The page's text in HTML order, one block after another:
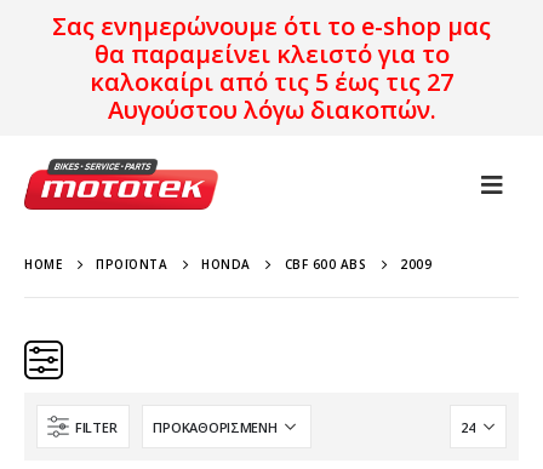
Σας ενημερώνουμε ότι το e-shop μας
θα παραμείνει κλειστό για το
καλοκαίρι από τις 5 έως τις 27
Αυγούστου λόγω διακοπών.
HOME ΠΡΟΪΌΝΤΑ HONDA CBF 600 ABS 2009
Κατηγορίες
FILTER